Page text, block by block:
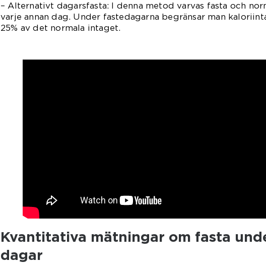
– Alternativt dagarsfasta: I denna metod varvas fasta och
varje annan dag. Under fastedagarna begränsar man
25% av det normala intaget.
Kvantitativa mätningar om fasta
dagar